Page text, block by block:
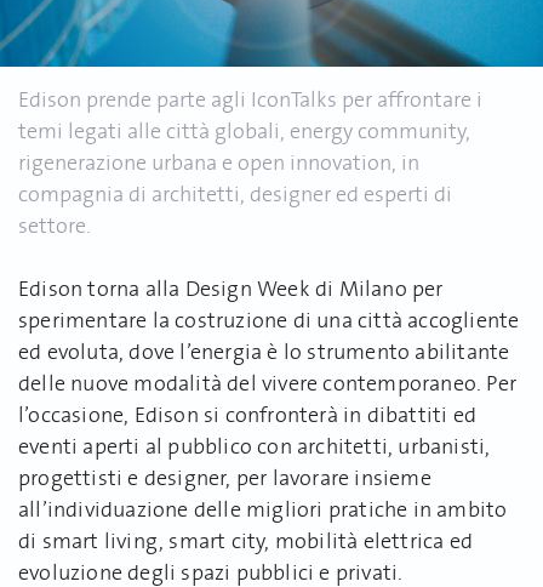
Edison prende parte agli IconTalks per affrontare i
temi legati alle città globali, energy community,
rigenerazione urbana e open innovation, in
compagnia di architetti, designer ed esperti di
settore.
Edison torna alla Design Week di Milano per
sperimentare la costruzione di una città accogliente
ed evoluta, dove l’energia è lo strumento abilitante
delle nuove modalità del vivere contemporaneo. Per
l’occasione, Edison si confronterà in dibattiti ed
eventi aperti al pubblico con architetti, urbanisti,
progettisti e designer, per lavorare insieme
all’individuazione delle migliori pratiche in ambito
di smart living, smart city, mobilità elettrica ed
evoluzione degli spazi pubblici e privati.